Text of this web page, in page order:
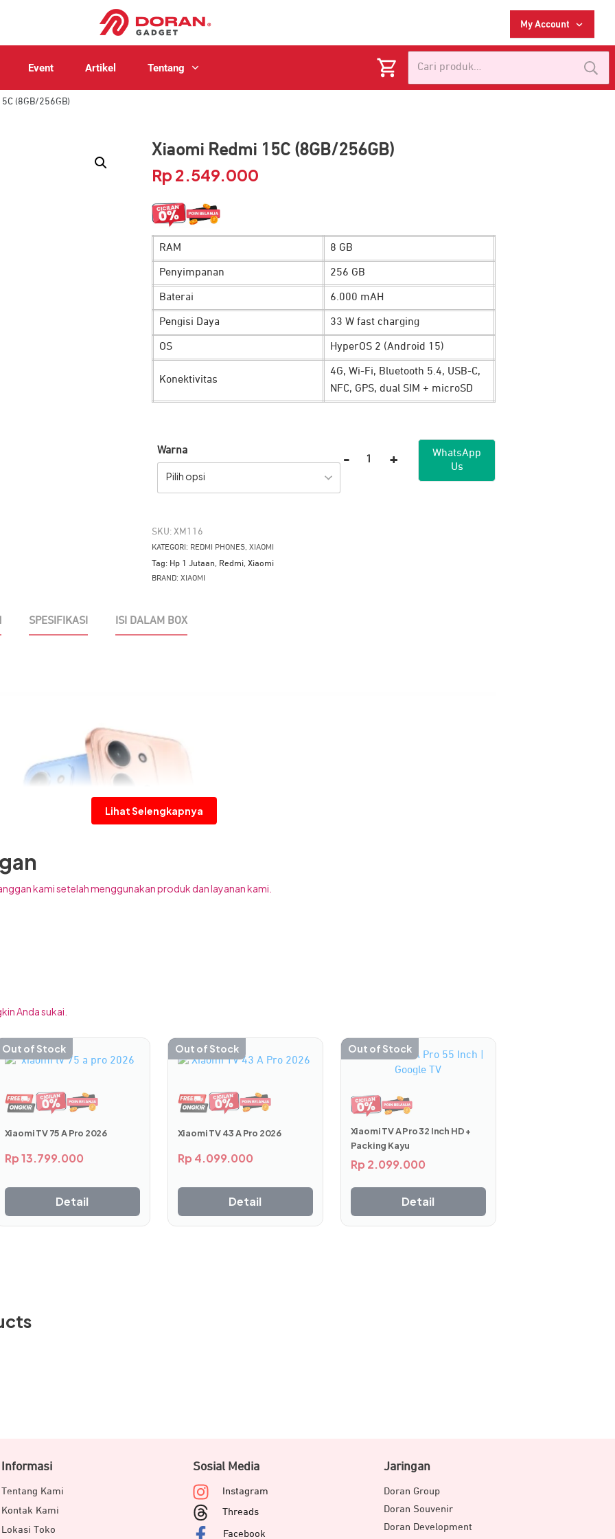
My Account
Event Artikel Tentang
(8GB/256GB)
Xiaomi Redmi 15C (8GB/256GB)
Rp 2.549.000
RAM 8 GB
Penyimpanan 256 GB
Baterai 6.000 mAH
Pengisi Daya 33 W fast charging
OS HyperOS 2 (Android 15)
Konektivitas
4G, Wi-Fi, Bluetooth 5.4, USB-C,
NFC, GPS, dual SIM + microSD
Warna
Pilih opsi
- +
WhatsApp
Us
SKU: XM116
KATEGORI: REDMI PHONES, XIAOMI
Tag: Hp 1 Jutaan Redmi, Xiaomi
BRAND: XIAOMI
SPESIFIKASI ISI DALAM BOX
setiap momen terasa lebih istimewa. Dengan kemampuan menangkap warna alami dan desain
hanya mendokumentasikan keseharian, tetapi juga mengubah detail sederhana menjadi kenangan
Lihat Selengkapnya
kami setelah menggunakan produk dan layanan kami.
Anda sukai.
Out of Stock
Xiaomi TV 75 A Pro 2026
Rp13.799.000
Detail
Out of Stock
Xiaomi TV 43 A Pro 2026
Rp 4.099.000
Detail
Out of Stock
Xiaomi TV A Pro 32 Inch HD +
Packing Kayu
Rp 2.099.000
Detail
Informasi
Tentang Kami
Kontak Kami
Lokasi Toko
Sosial Media
Instagram
Threads
Facebook
Jaringan
Doran Group
Doran Souvenir
Doran Development